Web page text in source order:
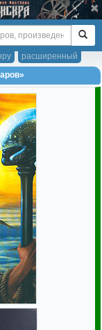
расширенный